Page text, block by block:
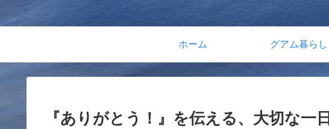
ホーム グアム暮らし
『ありがとう！』を伝える、大切な一日